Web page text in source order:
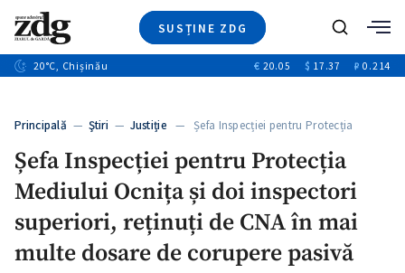
SUSȚINE ZDG
Ştiri
+6
Video
Special
+1
+2
ZdGust
Caută
20°C, Chișinău € 20.05 $ 17.37 ₽ 0.214
Principală — Ştiri — Justiție— Șefa Inspecției pentru Protecția
Șefa Inspecției pentru Protecția
Mediului Ocnița și doi inspectori
superiori, reținuți de CNA în mai
multe dosare de corupere pasivă